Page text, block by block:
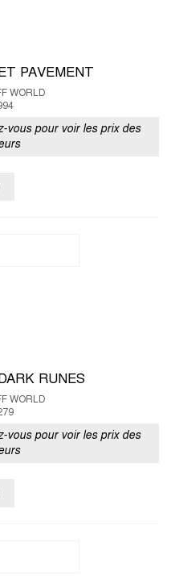
PAVEMENT
WORLD
vous pour voir les prix des
RUNES
WORLD
vous pour voir les prix des